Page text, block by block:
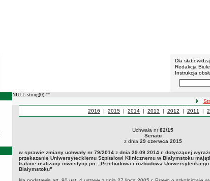
BIP -
Menu
Dla
Redakcja
Instrukcja
Wyszukiwarka
NULL string(0) ""
Uchwały z roku
2016 | Uchwały z roku
2015 | Uchwały z roku
2014 | Uchwały z roku
2013 | Uchwały z roku
2012 | Uchwały
2011 |
Uchwała nr 82/15Senatuz dnia 29 czerwca 2015w sprawie zmiany
przekazanie Uniwersyteckiemu Szpitalowi Klinicznemu w
(t.j. Dz. U. z 2012, poz. 572 z późn. zm.) uchwala się, co następuje:
Uchwała nr82/15
Senatu
z dnia 29 czerwca 2015
w sprawie zmiany uchwały nr 79/2014 z dnia 29.09.2014 r. dotyczącej
przekazanie Uniwersyteckiemu Szpitalowi Klinicznemu w Białymstoku
trakcie realizacji inwestycji pn. „Przebudowa i rozbudowa
Białymstoku”